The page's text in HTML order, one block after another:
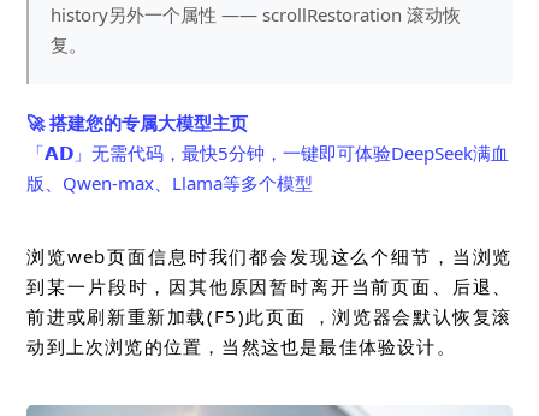
history另外一个属性 —— scrollRestoration 滚动恢
复。
🚀 搭建您的专属大模型主页
「𝗔𝗗」无需代码，最快5分钟，一键即可体验DeepSeek满血
版、Qwen-max、Llama等多个模型
浏览web页面信息时我们都会发现这么个细节，当浏览
到某一片段时，因其他原因暂时离开当前页面、后退、
前进或刷新重新加载(F5)此页面 ，浏览器会默认恢复滚
动到上次浏览的位置，当然这也是最佳体验设计。